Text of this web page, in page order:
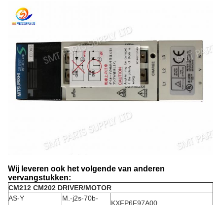
Wij leveren ook het volgende van anderen
vervangstukken:
CM212 CM202 DRIVER/MOTOR
AS-Y
M.-j2s-70b-
KXFP6F97A00